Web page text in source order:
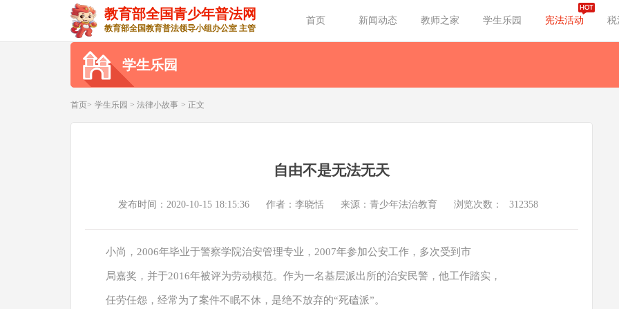
教育部全国青少年普法网
教育部全国教育普法领导小组办公室 主管
首页 新闻动态 教师之家 学生乐园 宪法活动 税
学生乐园
首页> 学生乐园 > 法律小故事 > 正文
自由不是无法无天
发布时间：2020-10-15 18:15:36 作者：李晓恬 来源：青少年法治教育 浏览次数： 312358
小尚，2006年毕业于警察学院治安管理专业，2007年参加公安工作，多次受到市
局嘉奖，并于2016年被评为劳动模范。作为一名基层派出所的治安民警，他工作踏实，
任劳任怨，经常为了案件不眠不休，是绝不放弃的“死磕派”。